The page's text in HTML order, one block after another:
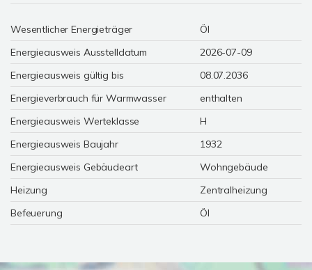
Wesentlicher Energieträger
Öl
Energieausweis Ausstelldatum
2026-07-09
Energieausweis gültig bis
08.07.2036
Energieverbrauch für Warmwasser
enthalten
Energieausweis Werteklasse
H
Energieausweis Baujahr
1932
Energieausweis Gebäudeart
Wohngebäude
Heizung
Zentralheizung
Befeuerung
Öl